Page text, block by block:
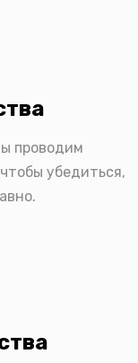
проводим
убедиться,